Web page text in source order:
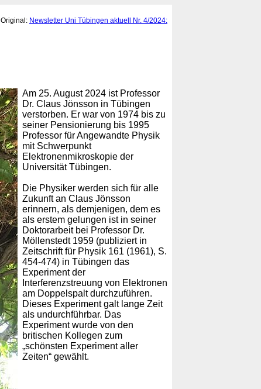
Original: Newsletter Uni Tübingen aktuell Nr. 4/2024:
Am 25. August 2024 ist Professor
Dr. Claus Jönsson in Tübingen
verstorben. Er war von 1974 bis zu
seiner Pensionierung bis 1995
Professor für Angewandte Physik
mit Schwerpunkt
Elektronenmikroskopie der
Universität Tübingen.
Die Physiker werden sich für alle
Zukunft an Claus Jönsson
erinnern, als demjenigen, dem es
als erstem gelungen ist in seiner
Doktorarbeit bei Professor Dr.
Möllenstedt 1959 (publiziert in
Zeitschrift für Physik 161 (1961), S.
454-474) in Tübingen das
Experiment der
Interferenzstreuung von Elektronen
am Doppelspalt durchzuführen.
Dieses Experiment galt lange Zeit
als undurchführbar. Das
Experiment wurde von den
britischen Kollegen zum
„schönsten Experiment aller
Zeiten“ gewählt.